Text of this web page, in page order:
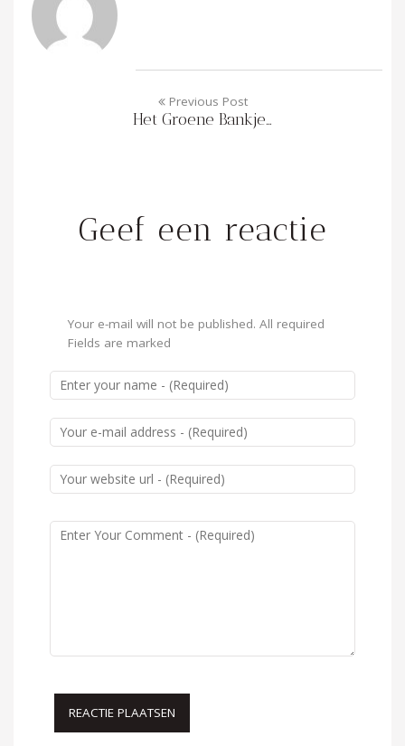
Previous Post
Het Groene Bankje…
Geef een reactie
Your e-mail will not be published. All required
Fields are marked